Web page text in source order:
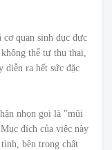
quan sinh dục đực
thể tự thụ thai,
diễn ra hết sức đặc
nhọn gọi là "mũi
đích của việc này
bên trong chất